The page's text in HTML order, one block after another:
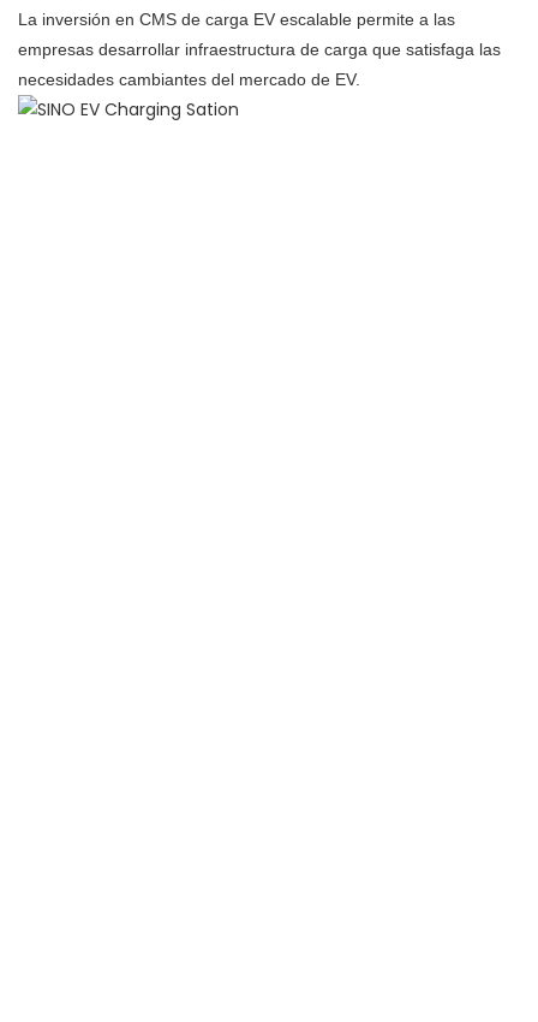
La inversión en CMS de carga EV escalable permite a las
empresas desarrollar infraestructura de carga que satisfaga las
necesidades cambiantes del mercado de EV.